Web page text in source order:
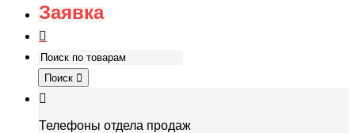
Заявка
Поиск
Телефоны отдела продаж